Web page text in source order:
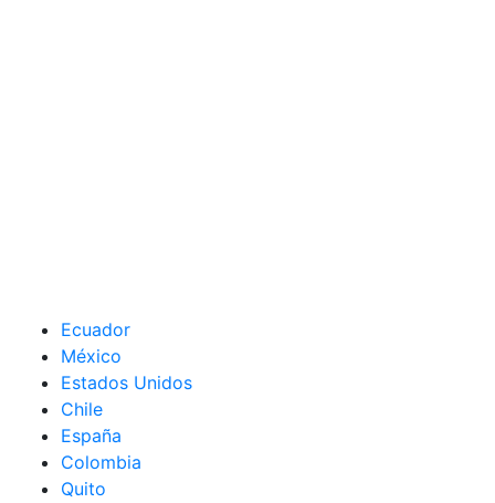
Ecuador
México
Estados Unidos
Chile
España
Colombia
Quito